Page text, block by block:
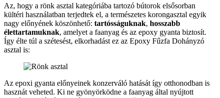
Az, hogy a rönk asztal kategóriába tartozó bútorok elsősorban
kültéri használatban terjedtek el, a természetes korongasztal egyik
nagy előnyének köszönhető: tartósságuknak, hosszabb
élettartamuknak, amelyet a faanyag és az epoxy gyanta biztosít.
Így élte túl a szétesést, elkorhadást ez az Epoxy Fűzfa Dohányzó
asztal is:
Az epoxi gyanta előnyeinek konzerváló hatását így otthonodban is
hasznát veheted. Ki ne gyönyörködne a faanyag által nyújtott